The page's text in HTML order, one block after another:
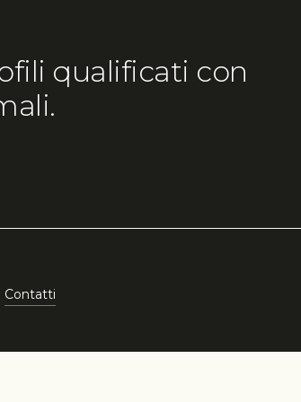
qualificati con
Contatti